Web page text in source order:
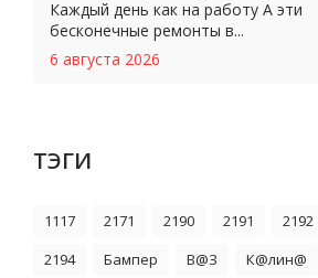
Каждый день как на работу А эти
бесконечные ремонты в...
6 августа 2026
ТЭГИ
1117 2171 2190 2191
2192
2194
Бампер В@З К@лин@